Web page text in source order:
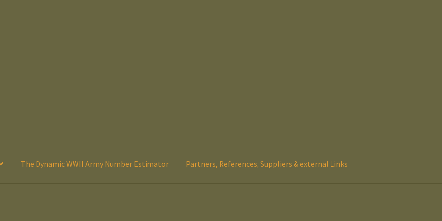
The Dynamic WWII Army Number Estimator Partners, References, Suppliers & external Links